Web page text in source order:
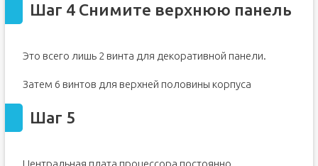
Шаг 4 Снимите верхнюю панель
Это всего лишь 2 винта для декоративной панели.
Затем 6 винтов для верхней половины корпуса
Шаг 5
Центральная плата процессора постоянно